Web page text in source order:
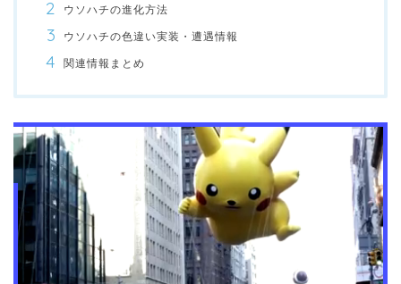
ウソハチの進化方法
ウソハチの色違い実装・遭遇情報
関連情報まとめ